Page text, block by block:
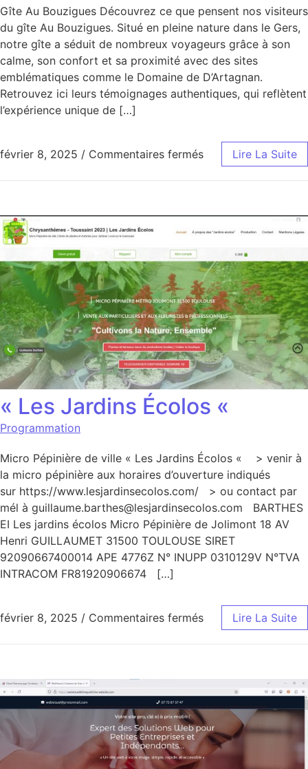
Gîte Au Bouzigues Découvrez ce que pensent nos visiteurs
du gîte Au Bouzigues. Situé en pleine nature dans le Gers,
notre gîte a séduit de nombreux voyageurs grâce à son
calme, son confort et sa proximité avec des sites
emblématiques comme le Domaine de D’Artagnan.
Retrouvez ici leurs témoignages authentiques, qui reflètent
l’expérience unique de […]
février 8, 2025 / Commentaires ferméssur Gîte AuLire La Suite
« Les Jardins Écolos «
Programmation
Micro Pépinière de ville « Les Jardins Écolos « > venir à
la micro pépinière aux horaires d’ouverture indiqués
sur https://www.lesjardinsecolos.com/ > ou contact par
mél à guillaume.barthes@lesjardinsecolos.com BARTHES
EI Les jardins écolos Micro Pépinière de Jolimont 18 AV
Henri GUILLAUMET 31500 TOULOUSE SIRET
92090667400014 APE 4776Z N° INUPP 0310129V N°TVA
INTRACOM FR81920906674 […]
février 8, 2025 / Commentaires ferméssur « Les Jardins
Lire La Suite